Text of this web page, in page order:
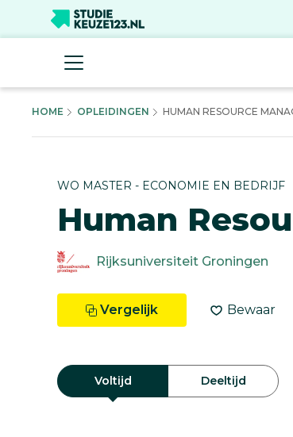
HOME OPLEIDINGEN HUMAN RESOURCE
WO MASTER - ECONOMIE EN BEDRIJF
Human
Rijksuniversiteit Groningen
Vergelijk Bewaar
Voltijd Deeltijd